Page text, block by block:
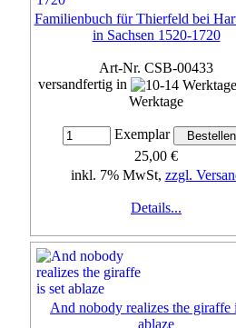
Familienbuch für Thierfeld bei
in Sachsen 1520-1720
Art-Nr. CSB-00433
versandfertig in
Werktage
Exemplar
25,00 €
inkl. 7% MwSt, zzgl.
Details...
And nobody realizes the giraffe
ablaze